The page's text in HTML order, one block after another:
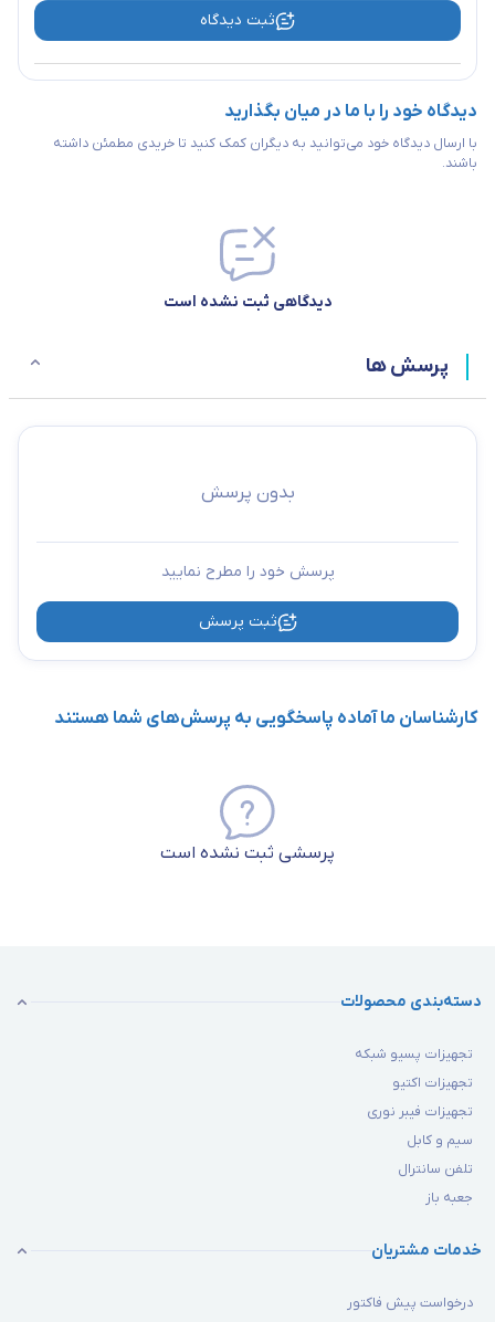
ثبت دیدگاه
دیدگاه خود را با ما در میان بگذارید
با ارسال دیدگاه خود می‌توانید به دیگران کمک کنید تا خریدی مطمئن داشته
باشند.
دیدگاهی ثبت نشده است
پرسش ها
بدون پرسش
پرسش خود را مطرح نمایید
ثبت پرسش
کارشناسان ما آماده پاسخگویی به پرسش‌های شما هستند
پرسشی ثبت نشده است
دسته‌بندی محصولات
تجهیزات پسیو شبکه
تجهیزات اکتیو
تجهیزات فیبر نوری
سیم و کابل
تلفن سانترال
جعبه باز
خدمات مشتریان
درخواست پیش فاکتور